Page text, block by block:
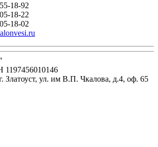
18-92
18-22
18-02
Златоуст, ул. им В.П. Чкалова, д.4, оф. 65